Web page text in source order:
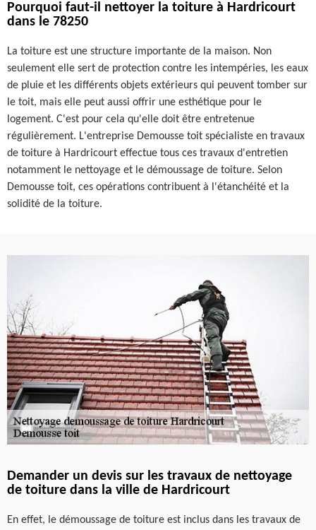
Pourquoi faut-il nettoyer la toiture à Hardricourt
dans le 78250
La toiture est une structure importante de la maison. Non
seulement elle sert de protection contre les intempéries, les eaux
de pluie et les différents objets extérieurs qui peuvent tomber sur
le toit, mais elle peut aussi offrir une esthétique pour le
logement. C'est pour cela qu'elle doit être entretenue
régulièrement. L'entreprise Demousse toit spécialiste en travaux
de toiture à Hardricourt effectue tous ces travaux d'entretien
notamment le nettoyage et le démoussage de toiture. Selon
Demousse toit, ces opérations contribuent à l'étanchéité et la
solidité de la toiture.
Demander un devis sur les travaux de nettoyage
de toiture dans la ville de Hardricourt
En effet, le démoussage de toiture est inclus dans les travaux de